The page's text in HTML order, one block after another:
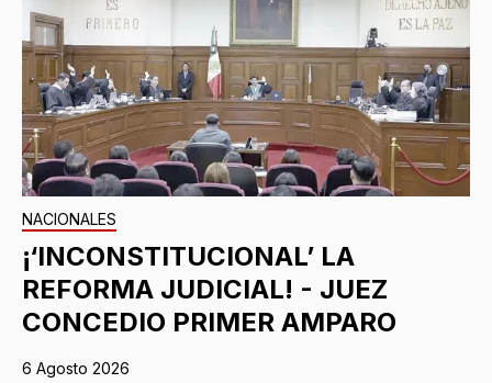
NACIONALES
¡‘INCONSTITUCIONAL’ LA
REFORMA JUDICIAL! - JUEZ
CONCEDIO PRIMER AMPARO
6 Agosto 2026